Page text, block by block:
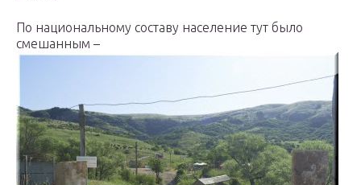
По национальному составу население тут было
смешанным –